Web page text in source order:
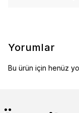
Yorumlar
Bu ürün için henüz